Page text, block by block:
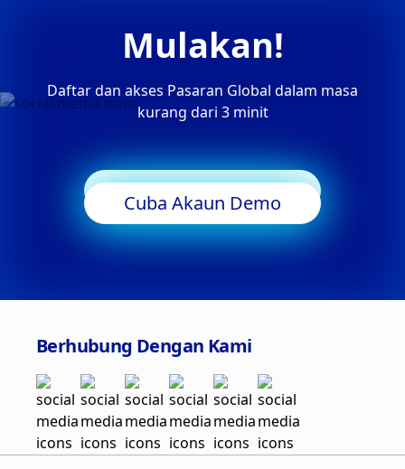
Mulakan!
Daftar dan akses Pasaran Global dalam masa
kurang dari 3 minit
Mula Berdagang
Cuba Akaun Demo
Berhubung Dengan Kami